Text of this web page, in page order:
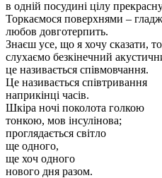
в одній посудині цілу прекрасну
Торкаємося поверхнями –
любов довготерпить.
Знаєш усе, що я хочу сказати,
слухаємо безкінечний
це називається співмовчання.
Це називається співтривання
наприкінці часів.
Шкіра ночі поколота голкою
тонкою, мов інсулінова;
проглядається світло
ще одного,
ще хоч одного
нового дня разом.